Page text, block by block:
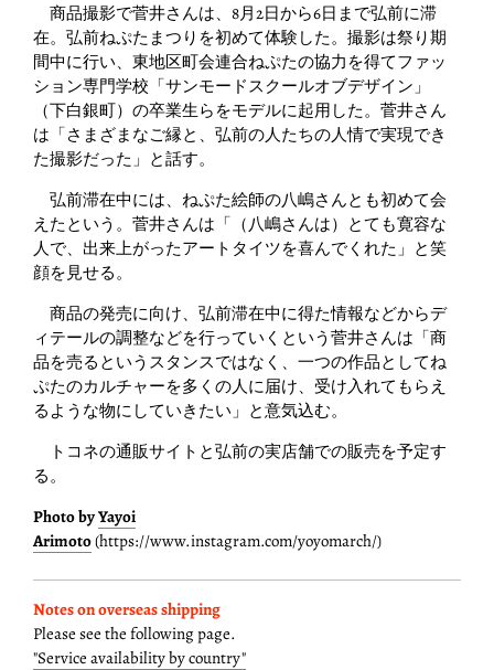
商品撮影で菅井さんは、8月2日から6日まで弘前に滞
在。弘前ねぷたまつりを初めて体験した。撮影は祭り期
間中に行い、東地区町会連合ねぷたの協力を得てファッ
ション専門学校「サンモードスクールオブデザイン」
（下白銀町）の卒業生らをモデルに起用した。菅井さん
は「さまざまなご縁と、弘前の人たちの人情で実現でき
た撮影だった」と話す。
弘前滞在中には、ねぷた絵師の八嶋さんとも初めて会
えたという。菅井さんは「（八嶋さんは）とても寛容な
人で、出来上がったアートタイツを喜んでくれた」と笑
顔を見せる。
商品の発売に向け、弘前滞在中に得た情報などからデ
ィテールの調整などを行っていくという菅井さんは「商
品を売るというスタンスではなく、一つの作品としてね
ぷたのカルチャーを多くの人に届け、受け入れてもらえ
るような物にしていきたい」と意気込む。
トコネの通販サイトと弘前の実店舗での販売を予定す
る。
Photo byYayoi
Arimoto(https://www.instagram.com/yoyomarch/)
Notes on overseas shipping
Please see the following page.
"Service availability by country"